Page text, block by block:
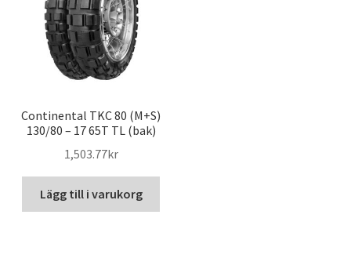
Continental TKC 80 (M+S)
130/80 – 17 65T TL (bak)
1,503.77kr
Lägg till i varukorg